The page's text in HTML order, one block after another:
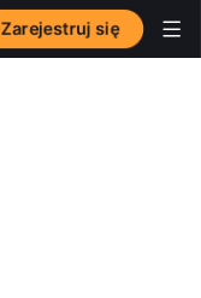
Zarejestruj się